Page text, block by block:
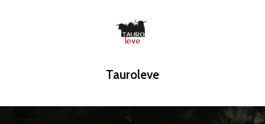
TauroleveA Tauroleve
Equipa